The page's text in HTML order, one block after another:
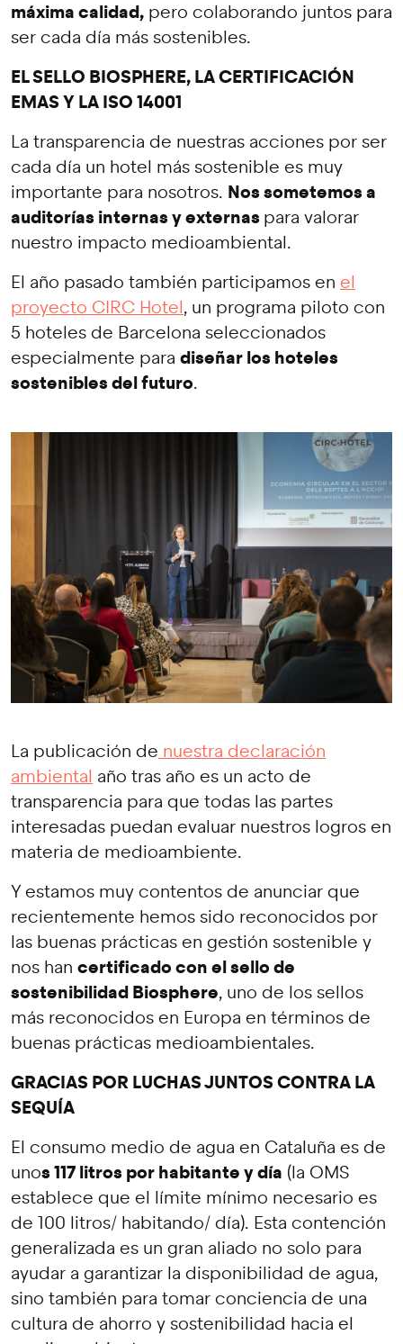
máxima calidad, pero colaborando juntos para
ser cada día más sostenibles.
EL SELLO BIOSPHERE, LA CERTIFICACIÓN
EMAS Y LA ISO 14001
La transparencia de nuestras acciones por ser
cada día un hotel más sostenible es muy
importante para nosotros. Nos sometemos a
auditorías internas y externas para valorar
nuestro impacto medioambiental.
El año pasado también participamos en el
proyecto CIRC Hotel, un programa piloto con
5 hoteles de Barcelona seleccionados
especialmente para diseñar los hoteles
sostenibles del futuro.
La publicación de nuestra declaración
ambiental año tras año es un acto de
transparencia para que todas las partes
interesadas puedan evaluar nuestros logros en
materia de medioambiente.
Y estamos muy contentos de anunciar que
recientemente hemos sido reconocidos por
las buenas prácticas en gestión sostenible y
nos han certificado con el sello de
sostenibilidad Biosphere, uno de los sellos
más reconocidos en Europa en términos de
buenas prácticas medioambientales.
GRACIAS POR LUCHAS JUNTOS CONTRA LA
SEQUÍA
El consumo medio de agua en Cataluña es de
unos 117 litros por habitante y día (la OMS
establece que el límite mínimo necesario es
de 100 litros/ habitando/ día). Esta contención
generalizada es un gran aliado no solo para
ayudar a garantizar la disponibilidad de agua,
sino también para tomar conciencia de una
cultura de ahorro y sostenibilidad hacia el